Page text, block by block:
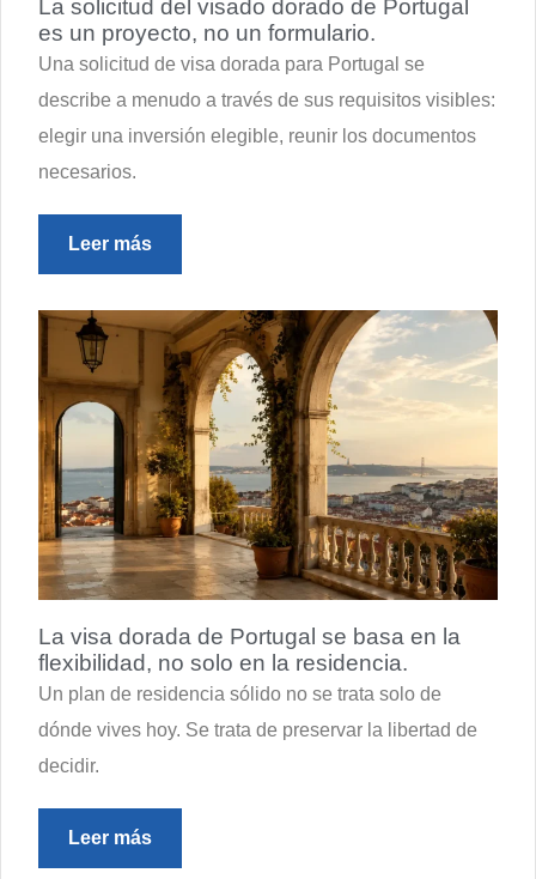
La solicitud del visado dorado de Portugal
es un proyecto, no un formulario.
Una solicitud de visa dorada para Portugal se
describe a menudo a través de sus requisitos visibles:
elegir una inversión elegible, reunir los documentos
necesarios.
Leer más
La visa dorada de Portugal se basa en la
flexibilidad, no solo en la residencia.
Un plan de residencia sólido no se trata solo de
dónde vives hoy. Se trata de preservar la libertad de
decidir.
Leer más